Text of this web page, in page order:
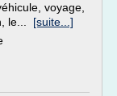
voyage,
le... [suite...]